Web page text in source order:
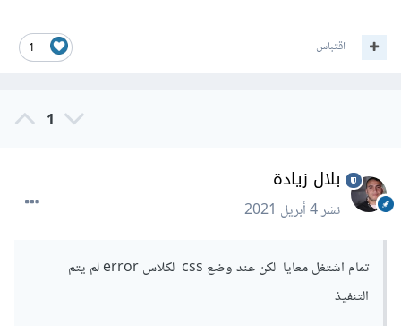
1 اقتباس
1
بلال زيادة
نشر4 أبريل 2021
تمام اشتغل معايا لكن عند وضع css لكلاس error لم يتم
التنفيذ